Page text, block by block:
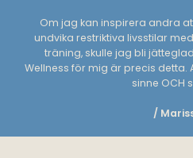
Om jag kan inspirera andra
undvika restriktiva livsstilar
träning, skulle jag bli
Wellness för mig är precis detta.
sinne OCH
/